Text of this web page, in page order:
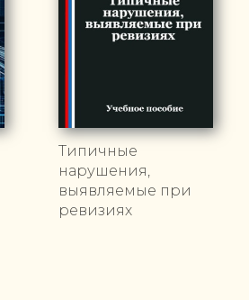
Типичные
нарушения,
выявляемые при
ревизиях